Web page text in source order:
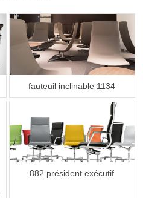
fauteuil inclinable 1134
882 président exécutif